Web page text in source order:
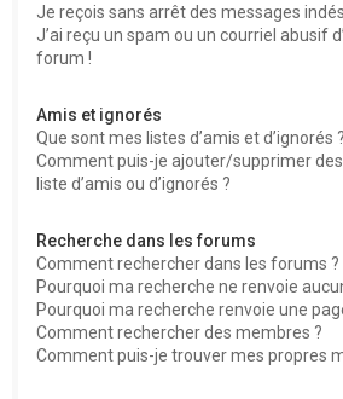
Je reçois sans arrêt des messages
J’ai reçu un spam ou un courriel abusif
forum !
Amis et ignorés
Que sont mes listes d’amis et d’ignorés ?
Comment puis-je ajouter/supprimer
liste d’amis ou d’ignorés ?
Recherche dans les forums
Comment rechercher dans les forums ?
Pourquoi ma recherche ne renvoie
Pourquoi ma recherche renvoie une
Comment rechercher des membres ?
Comment puis-je trouver mes propres